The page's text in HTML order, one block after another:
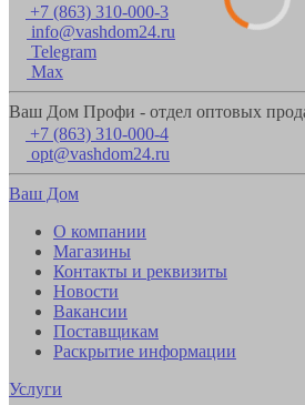
+7 (863) 310-000-3
info@vashdom24.ru
Telegram
Max
Ваш Дом Профи - отдел оптовых
+7 (863) 310-000-4
opt@vashdom24.ru
Ваш Дом
О компании
Магазины
Контакты и реквизиты
Новости
Вакансии
Поставщикам
Раскрытие информации
Услуги